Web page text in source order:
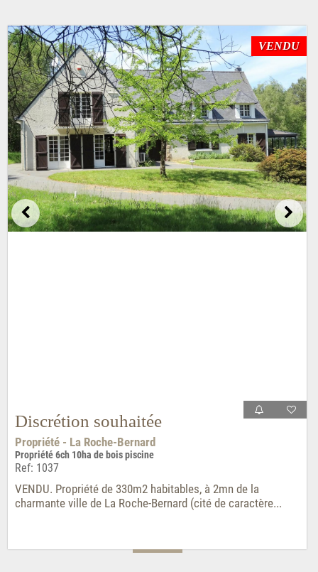
VENDU
Discrétion souhaitée
Propriété - La Roche-Bernard
Propriété 6ch 10ha de bois piscine
Ref: 1037
VENDU. Propriété de 330m2 habitables, à 2mn de la
charmante ville de La Roche-Bernard (cité de caractère...